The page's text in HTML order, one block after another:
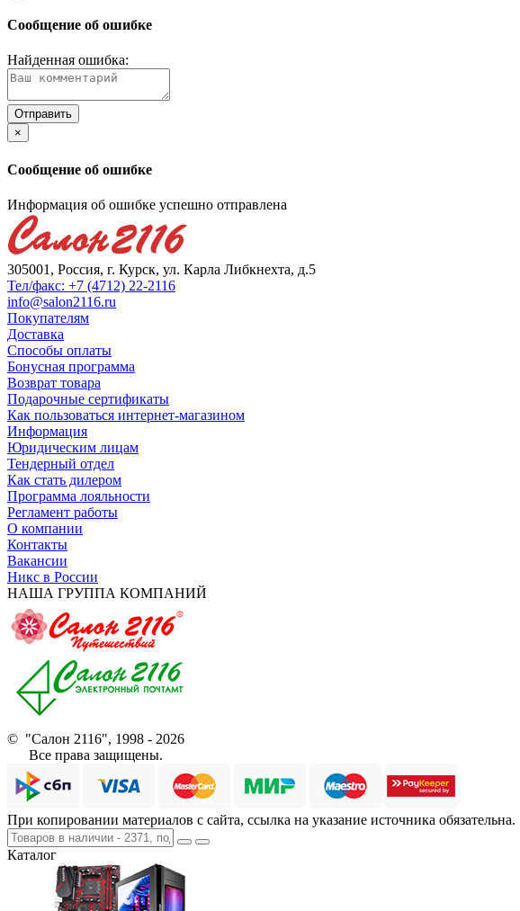
Сообщение об ошибке
Найденная ошибка:
×
Сообщение об ошибке
Информация об ошибке успешно отправлена
305001, Россия, г. Курск, ул. Карла Либкнехта, д.5
Тел/факс: +7 (4712) 22-2116
info@salon2116.ru
Покупателям
Доставка
Способы оплаты
Бонусная программа
Возврат товара
Подарочные сертификаты
Как пользоваться интернет-магазином
Информация
Юридическим лицам
Тендерный отдел
Как стать дилером
Программа лояльности
Регламент работы
О компании
Контакты
Вакансии
Никс в России
НАША ГРУППА КОМПАНИЙ
© "Салон 2116", 1998 - 2026
Все права защищены.
При копировании материалов с сайта, ссылка на указание источника обязательна.
Каталог